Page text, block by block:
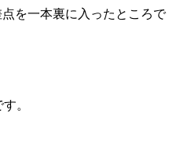
を一本裏に入ったところで
。